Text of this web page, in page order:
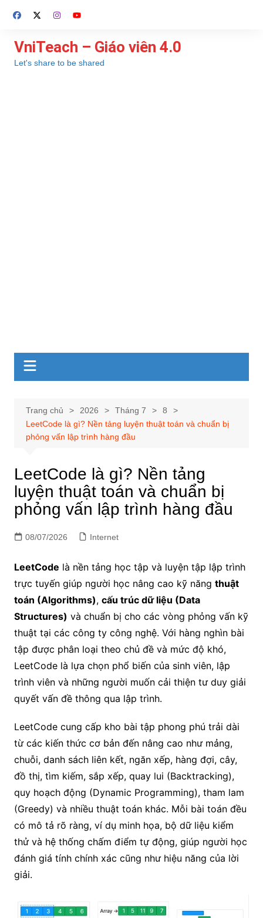
đến
dung
VniTeach – Giáo viên 4.0
Let's share to be shared
Trang chủ 2026 Tháng 7
8
LeetCode là gì? Nền tảng luyện thuật toán và chuẩn bị
phỏng vấn lập trình hàng đầu
LeetCode là gì? Nền tảng
luyện thuật toán và chuẩn bị
phỏng vấn lập trình hàng đầu
08/07/2026 Internet
LeetCode là nền tảng học tập và luyện tập lập trình
trực tuyến giúp người học nâng cao kỹ năng thuật
toán (Algorithms), cấu trúc dữ liệu (Data
Structures) và chuẩn bị cho các vòng phỏng vấn kỹ
thuật tại các công ty công nghệ. Với hàng nghìn bài
tập được phân loại theo chủ đề và mức độ khó,
LeetCode là lựa chọn phổ biến của sinh viên, lập
trình viên và những người muốn cải thiện tư duy giải
quyết vấn đề thông qua lập trình.
LeetCode cung cấp kho bài tập phong phú trải dài
từ các kiến thức cơ bản đến nâng cao như mảng,
chuỗi, danh sách liên kết, ngăn xếp, hàng đợi, cây,
đồ thị, tìm kiếm, sắp xếp, quay lui (Backtracking),
quy hoạch động (Dynamic Programming), tham lam
(Greedy) và nhiều thuật toán khác. Mỗi bài toán đều
có mô tả rõ ràng, ví dụ minh họa, bộ dữ liệu kiểm
thử và hệ thống chấm điểm tự động, giúp người học
đánh giá tính chính xác cũng như hiệu năng của lời
giải.